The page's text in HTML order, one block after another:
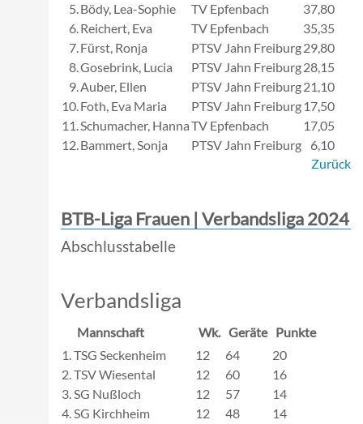
5.Bödy, Lea-Sophie TV Epfenbach
37,80
6.Reichert, Eva TV Epfenbach
35,35
7.Fürst, Ronja PTSV Jahn Freiburg29,80
8.Gosebrink, Lucia PTSV Jahn Freiburg28,15
9.Auber, Ellen PTSV Jahn Freiburg21,10
10.Foth, Eva Maria PTSV Jahn Freiburg 17,50
11.Schumacher, HannaTV Epfenbach
17,05
12.Bammert, Sonja PTSV Jahn Freiburg
6,10
Zurück
BTB-Liga Frauen | Verbandsliga 2024
Abschlusstabelle
Verbandsliga
Mannschaft Wk. Geräte Punkte
1.TSG Seckenheim 12 64
20
2.TSV Wiesental 12 60
16
3.SG Nußloch 12 57
14
4.SG Kirchheim 12 48
14